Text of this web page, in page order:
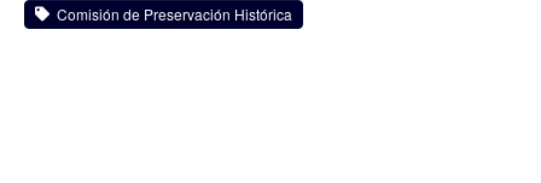
Comisión de Preservación Histórica